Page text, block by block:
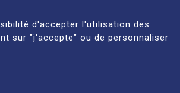
d'accepter l'utilisation des
sur "j'accepte" ou de personnaliser